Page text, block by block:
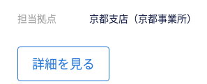
担当拠点 京都支店（京都事業所）
詳細を見る